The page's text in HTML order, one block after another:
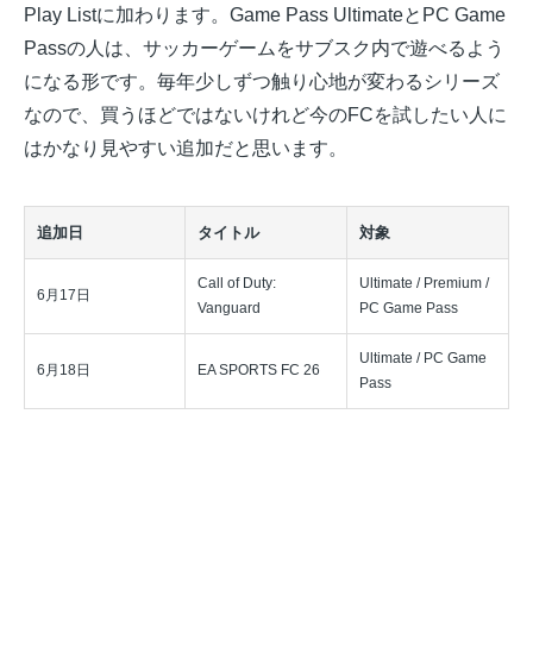
Play Listに加わります。Game Pass UltimateとPC Game
Passの人は、サッカーゲームをサブスク内で遊べるよう
になる形です。毎年少しずつ触り心地が変わるシリーズ
なので、買うほどではないけれど今のFCを試したい人に
はかなり見やすい追加だと思います。
追加日 タイトル 対象
6月17日
Call of Duty:
Vanguard
Ultimate / Premium /
PC Game Pass
6月18日 EA SPORTS FC 26
Ultimate / PC Game
Pass